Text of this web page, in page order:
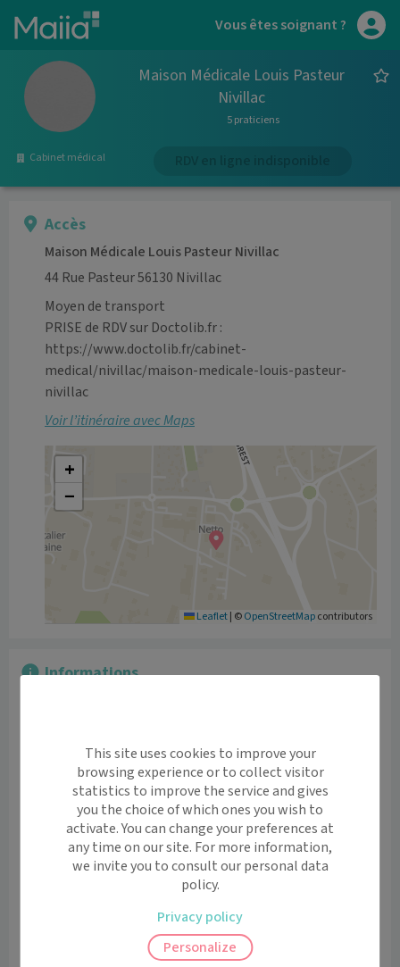
Aller au contenu principal Vous êtes soignant ?
Maison Médicale Louis Pasteur
Nivillac
5 praticiens
Cabinet médical
Accès
Maison Médicale Louis Pasteur Nivillac
44 Rue Pasteur 56130 Nivillac
Moyen de transport
PRISE de RDV sur Doctolib.fr :
https://www.doctolib.fr/cabinet-
medical/nivillac/maison-medicale-louis-pasteur-
nivillac
Voir l’itinéraire avec Maps
+
−
Leaflet| ©OpenStreetMapcontributors
Informations
nivillac
Remboursements
J'indique ma mutuelle
Pour savoir combien me coûtera
ma consultation.
Le centre n’a malheureusement pas renseigné ses tarifs.
This site uses cookies to improve your
browsing experience or to collect visitor
statistics to improve the service and gives
you the choice of which ones you wish to
activate. You can change your preferences at
any time on our site. For more information,
we invite you to consult our personal data
policy.
Personalize
Privacy policy